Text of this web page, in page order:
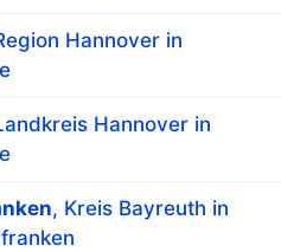
Hannover in
Hannover in
, Kreis Bayreuth in